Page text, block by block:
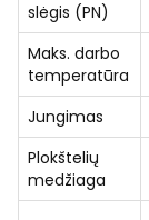
slėgis (PN)
Maks. darbo
temperatūra
Jungimas
Plokštelių
medžiaga